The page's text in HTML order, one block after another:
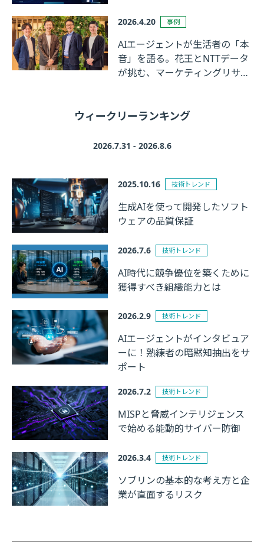
2026.4.20 事例
AIエージェントが生活者の「本
音」を語る。花王とNTTデータ
が挑む、マーケティングリサー
ウィークリーランキング
2026.7.31 - 2026.8.6
2025.10.16 技術トレンド
生成AIを使って開発したソフト
ウェアの品質保証
2026.7.6 技術トレンド
AI時代に競争優位を築くために
獲得すべき組織能力とは
2026.2.9 技術トレンド
AIエージェントがインタビュア
ーに！熟練者の暗黙知抽出をサ
ポート
2026.7.2 技術トレンド
MISPと脅威インテリジェンス
で始める能動的サイバー防御
2026.3.4 技術トレンド
ソブリンの基本的な考え方と企
業が直面するリスク